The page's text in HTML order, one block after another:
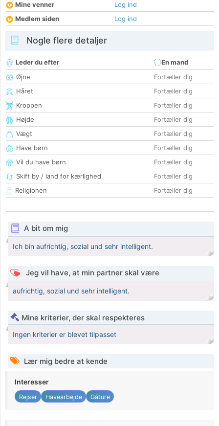
Mine venner
Log ind
Medlem siden
Log ind
Nogle flere detaljer
Leder du efter
En mand
Øjne
Fortæller dig
Håret
Fortæller dig
Kroppen
Fortæller dig
Højde
Fortæller dig
Vægt
Fortæller dig
Have børn
Fortæller dig
Vil du have børn
Fortæller dig
Skift by / land for kærlighed
Fortæller dig
Religionen
Fortæller dig
A bit om mig
Ich bin aufrichtig, sozial und sehr intelligent.
Jeg vil have, at min partner skal være
aufrichtig, sozial und sehr intelligent.
Mine kriterier, der skal respekteres
Ingen kriterier er blevet tilpasset
Lær mig bedre at kende
Interesser
Rejser Havearbejde Gåture